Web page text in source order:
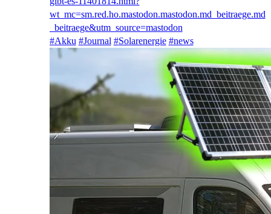
wt_mc=sm.red.ho.mastodon.mastodon.md_beitraege.md
_beitraege&utm_source=mastodon
#Akku #Journal #Solarenergie #news